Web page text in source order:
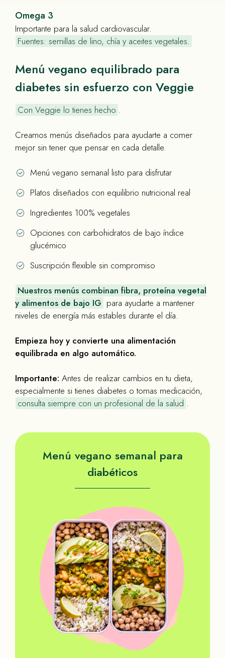
Omega 3
Importante para la salud cardiovascular.
Fuentes: semillas de lino, chía y aceites vegetales.
Menú vegano equilibrado para
diabetes sin esfuerzo con Veggie
Con Veggie lo tienes hecho .
Creamos menús diseñados para ayudarte a comer
mejor sin tener que pensar en cada detalle.
Menú vegano semanal listo para disfrutar
Platos diseñados con equilibrio nutricional real
Ingredientes 100% vegetales
Opciones con carbohidratos de bajo índice
glucémico
Suscripción flexible sin compromiso
Nuestros menús combinan fibra, proteína vegetal
y alimentos de bajo IG para ayudarte a mantener
niveles de energía más estables durante el día.
Empieza hoy y convierte una alimentación
equilibrada en algo automático.
Importante: Antes de realizar cambios en tu dieta,
especialmente si tienes diabetes o tomas medicación,
consulta siempre con un profesional de la salud .
Menú vegano semanal para
diabéticos